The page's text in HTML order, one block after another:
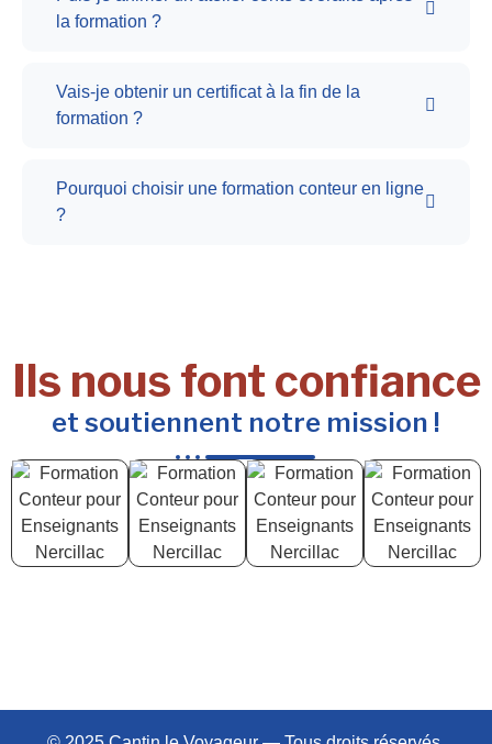
la formation ?
Vais-je obtenir un certificat à la fin de la
formation ?
Pourquoi choisir une formation conteur en ligne
?
Ils nous font confiance
et soutiennent notre mission !